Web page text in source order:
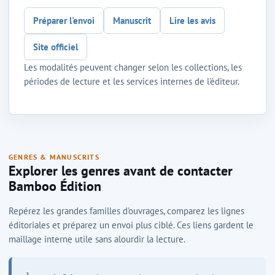
Préparer l'envoi Manuscrit Lire les avis
Site officiel
Les modalités peuvent changer selon les collections, les
périodes de lecture et les services internes de l'éditeur.
GENRES & MANUSCRITS
Explorer les genres avant de contacter
Bamboo Édition
Repérez les grandes familles d'ouvrages, comparez les lignes
éditoriales et préparez un envoi plus ciblé. Ces liens gardent le
maillage interne utile sans alourdir la lecture.